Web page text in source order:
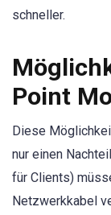
schneller.
Point
Diese
nur einen
für Clients)
Netzwerkkabel